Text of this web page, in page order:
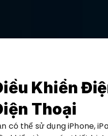
Khiển
Thoại
có thể sử dụng iPhone,